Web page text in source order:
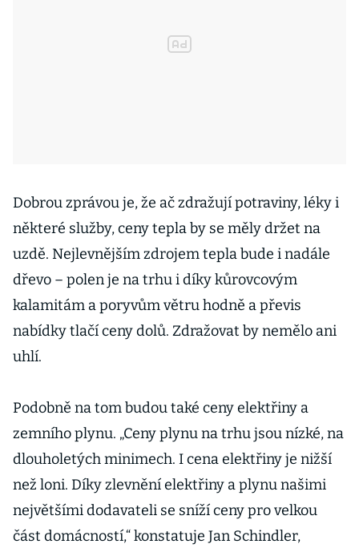
Dobrou zprávou je, že ač zdražují potraviny, léky i
některé služby, ceny tepla by se měly držet na
uzdě. Nejlevnějším zdrojem tepla bude i nadále
dřevo – polen je na trhu i díky kůrovcovým
kalamitám a poryvům větru hodně a převis
nabídky tlačí ceny dolů. Zdražovat by nemělo ani
uhlí.
Podobně na tom budou také ceny elektřiny a
zemního plynu. „Ceny plynu na trhu jsou nízké, na
dlouholetých minimech. I cena elektřiny je nižší
než loni. Díky zlevnění elektřiny a plynu našimi
největšími dodavateli se sníží ceny pro velkou
část domácností,“ konstatuje Jan Schindler,